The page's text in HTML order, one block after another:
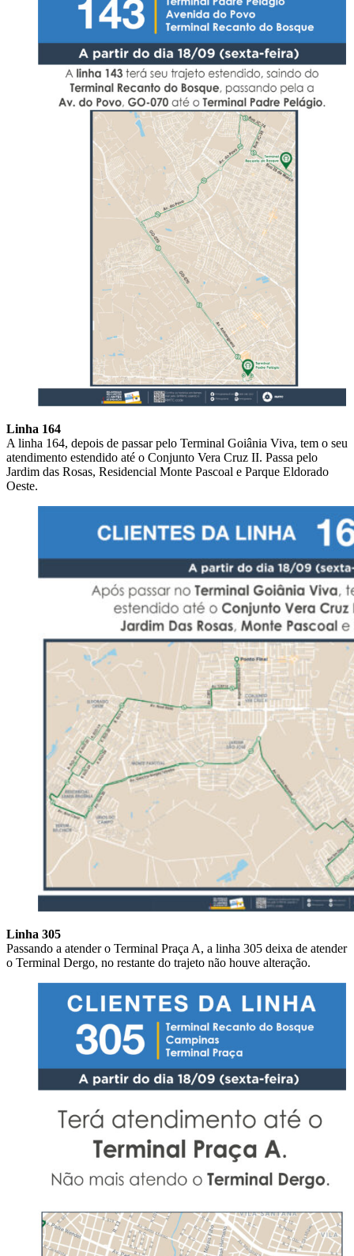
Linha 164
A linha 164, depois de passar pelo Terminal Goiânia Viva, tem o seu
atendimento estendido até o Conjunto Vera Cruz II. Passa pelo
Jardim das Rosas, Residencial Monte Pascoal e Parque Eldorado
Oeste.
Linha 305
Passando a atender o Terminal Praça A, a linha 305 deixa de atender
o Terminal Dergo, no restante do trajeto não houve alteração.